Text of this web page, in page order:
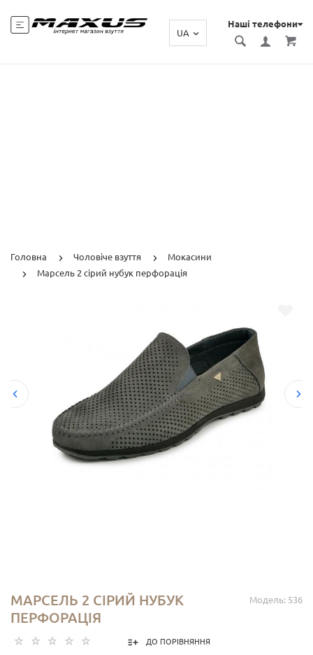
Наші телефони
UA
Головна Чоловіче взуття
Мокасини
Марсель 2 сірий нубук перфорація
Модель: 536
МАРСЕЛЬ 2 СІРИЙ НУБУК
ПЕРФОРАЦІЯ
ДО ПОРІВНЯННЯ